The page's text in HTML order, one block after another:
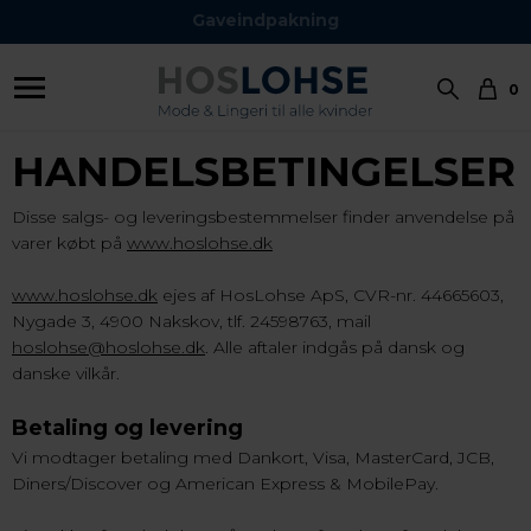
Gaveindpakning
0
HANDELSBETINGELSER
Disse salgs- og leveringsbestemmelser finder anvendelse på
varer købt på www.hoslohse.dk
www.hoslohse.dk ejes af HosLohse ApS, CVR-nr. 44665603,
Nygade 3, 4900 Nakskov, tlf. 24598763, mail
hoslohse@hoslohse.dk. Alle aftaler indgås på dansk og
danske vilkår.
Betaling og levering
Vi modtager betaling med Dankort, Visa, MasterCard, JCB,
Diners/Discover og American Express & MobilePay.